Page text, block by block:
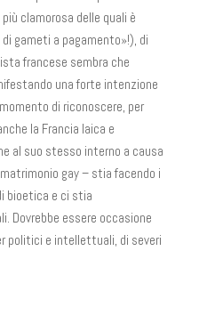
clamorosa delle quali è
gameti a pagamento»!), di
francese sembra che
una forte intenzione
di riconoscere, per
la Francia laica e
al suo stesso interno a causa
gay – stia facendo i
bioetica e ci stia
Dovrebbe essere occasione
e intellettuali, di severi